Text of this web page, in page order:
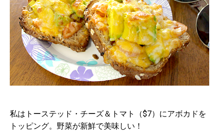
私はトーステッド・チーズ＆トマト（$7）にアボカドを
トッピング。野菜が新鮮で美味しい！